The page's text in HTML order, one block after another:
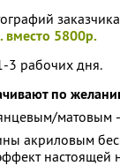
вместо 5800р.
3 рабочих дня.
по
матовым
акриловым
эффект